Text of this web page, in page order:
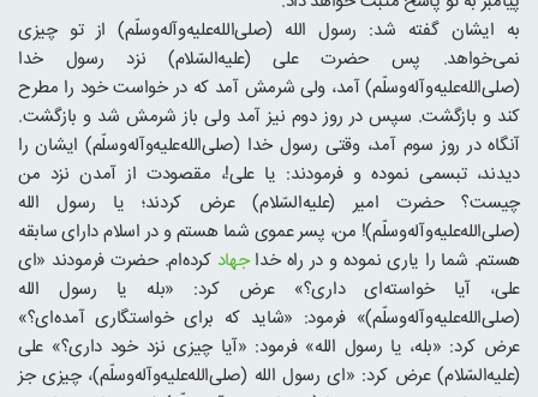
به ایشان گفته شد: رسول الله (صلی‌الله‌علیه‌و‌آله‌وسلّم) از تو چیزی
نمی‌خواهد. پس حضرت علی (علیه‌السّلام) نزد رسول خدا
(صلی‌الله‌علیه‌و‌آله‌وسلّم) آمد، ولی شرمش آمد که در خواست خود را مطرح
کند و بازگشت. سپس در روز دوم نیز آمد ولی باز شرمش شد و بازگشت.
آنگاه در روز سوم آمد، وقتی رسول خدا (صلی‌الله‌علیه‌و‌آله‌وسلّم) ایشان را
دیدند، تبسمی نموده و فرمودند: یا علی!، مقصودت از آمدن نزد من
چیست؟ حضرت امیر (علیه‌السّلام) عرض کردند؛ یا رسول الله
(صلی‌الله‌علیه‌و‌آله‌وسلّم)! من، پسر عموی شما هستم و در اسلام دارای سابقه
هستم. شما را یاری نموده و در راه خداجهاد کرده‌ام. حضرت فرمودند «ای
علی، آیا خواسته‌ای داری؟» عرض کرد: «بله یا رسول الله
(صلی‌الله‌علیه‌و‌آله‌وسلّم)» فرمود: «شاید که برای خواستگاری آمده‌ای؟»
عرض کرد: «بله، یا رسول الله» فرمود: «آیا چیزی نزد خود داری؟» علی
(علیه‌السّلام) عرض کرد: «ای رسول الله (صلی‌الله‌علیه‌و‌آله‌وسلّم)، چیزی جز